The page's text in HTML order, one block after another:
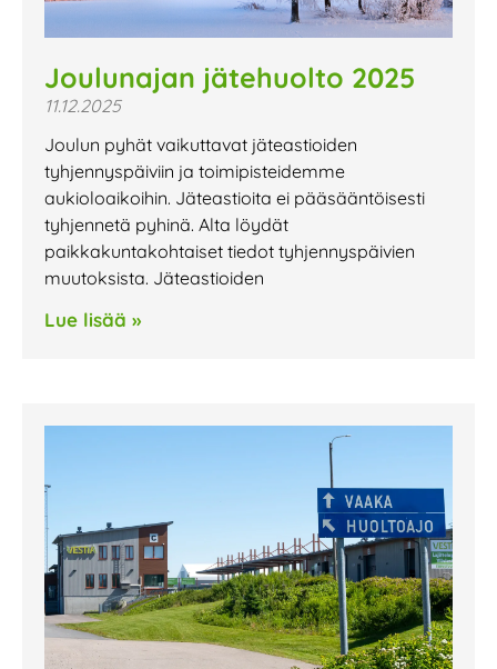
Joulunajan jätehuolto 2025
11.12.2025
Joulun pyhät vaikuttavat jäteastioiden
tyhjennyspäiviin ja toimipisteidemme
aukioloaikoihin. Jäteastioita ei pääsääntöisesti
tyhjennetä pyhinä. Alta löydät
paikkakuntakohtaiset tiedot tyhjennyspäivien
muutoksista. Jäteastioiden
Lue lisää »